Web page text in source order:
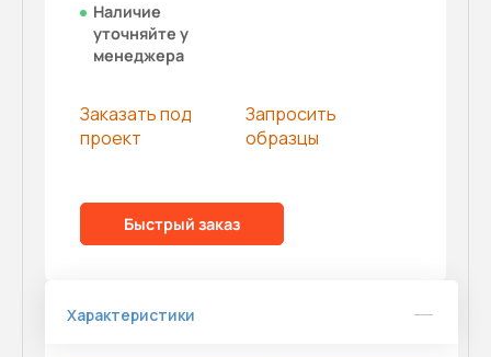
Наличие
уточняйте у
менеджера
Заказать под
проект
Запросить
образцы
Быстрый заказ
Характеристики